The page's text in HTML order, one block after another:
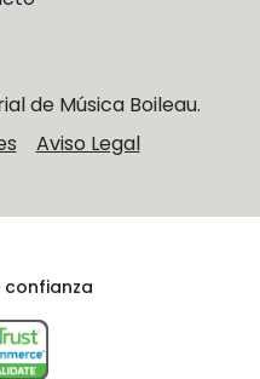
de Música Boileau.
Aviso Legal
confianza